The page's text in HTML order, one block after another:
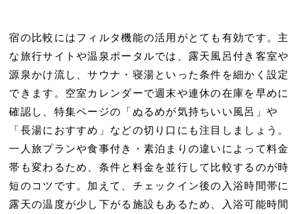
宿の比較にはフィルタ機能の活用がとても有効です。主
な旅行サイトや温泉ポータルでは、 露天風呂付き客室や
源泉かけ流し
、サウナ・寝湯といった条件を細かく設定
できます。 空室カレンダーで週末や連休の在庫を早めに
確認し、特集ページの「ぬるめが気持ちいい風呂 」や
「長湯におすすめ 」などの切り口にも注目しましょう。
一人旅プランや食事付き・素泊まり の違いによって料金
帯も変わるため、条件と料金を並行して比較するのが時
短のコツです。加えて、 チェックイン後の入浴時間帯に
露天の温度が少し下がる施設もあるため、
入浴可能時間